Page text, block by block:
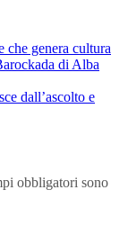
che genera cultura
di Alba
dall’ascolto e
obbligatori sono